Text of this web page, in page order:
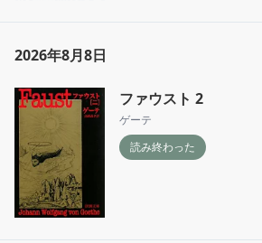
2026年8月8日
ファウスト 2
ゲーテ
読み終わった